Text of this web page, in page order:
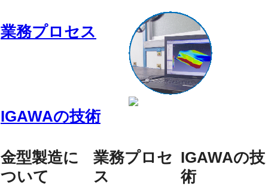
業務プロセス
IGAWAの技術
金型製造に
ついて
業務プロセ
ス
IGAWAの技
術